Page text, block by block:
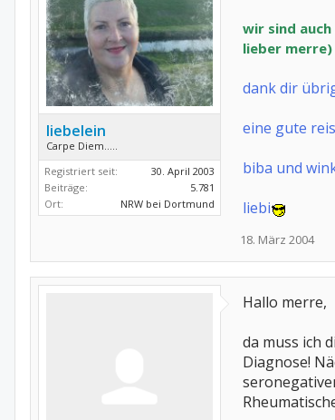
liebelein
Carpe Diem.....
Registriert seit:
30. April 2003
Beiträge:
5.781
Ort:
NRW bei Dortmund
wir sind
lieber
dank dir
eine gute
biba und
liebi
18. März 2004
Hallo merre,
da muss ich
Diagnose!